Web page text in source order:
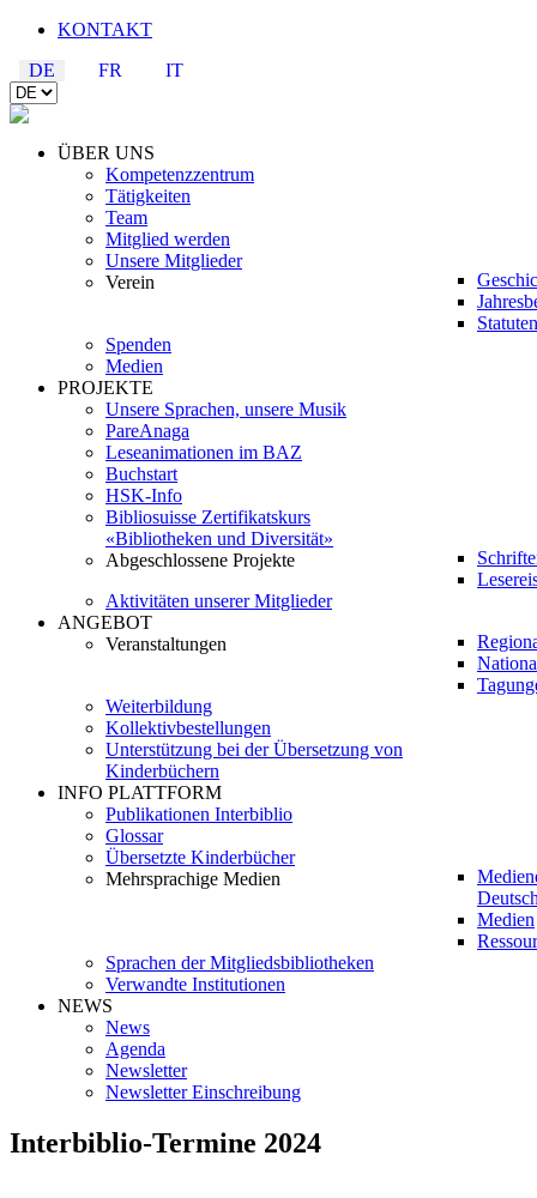
KONTAKT
DE
FR IT
ÜBER UNS
Kompetenzzentrum
Tätigkeiten
Team
Mitglied werden
Unsere Mitglieder
Verein
Statuten
Spenden
Medien
PROJEKTE
Unsere Sprachen, unsere Musik
PareAnaga
Leseanimationen im BAZ
Buchstart
HSK-Info
Bibliosuisse Zertifikatskurs
«Bibliotheken und Diversität»
Abgeschlossene Projekte
Aktivitäten unserer Mitglieder
ANGEBOT
Veranstaltungen
Weiterbildung
Kollektivbestellungen
Unterstützung bei der Übersetzung von
Kinderbüchern
INFO PLATTFORM
Publikationen Interbiblio
Glossar
Übersetzte Kinderbücher
Mehrsprachige Medien
Medien
Sprachen der Mitgliedsbibliotheken
Verwandte Institutionen
NEWS
News
Agenda
Newsletter
Newsletter Einschreibung
Interbiblio-Termine 2024